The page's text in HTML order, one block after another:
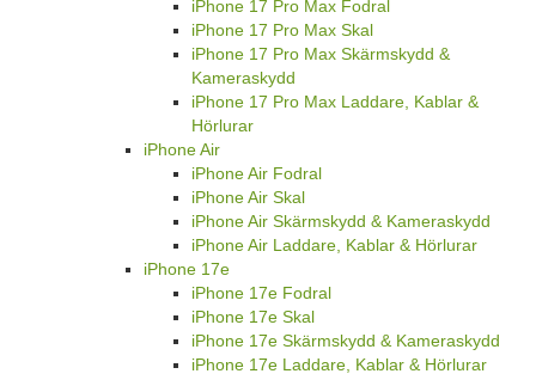
iPhone 17 Pro Max Fodral
iPhone 17 Pro Max Skal
iPhone 17 Pro Max Skärmskydd &
Kameraskydd
iPhone 17 Pro Max Laddare, Kablar &
Hörlurar
iPhone Air
iPhone Air Fodral
iPhone Air Skal
iPhone Air Skärmskydd & Kameraskydd
iPhone Air Laddare, Kablar & Hörlurar
iPhone 17e
iPhone 17e Fodral
iPhone 17e Skal
iPhone 17e Skärmskydd & Kameraskydd
iPhone 17e Laddare, Kablar & Hörlurar